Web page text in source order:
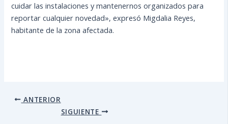
cuidar las instalaciones y mantenernos organizados para
reportar cualquier novedad», expresó Migdalia Reyes,
habitante de la zona afectada.
ANTERIOR
SIGUIENTE